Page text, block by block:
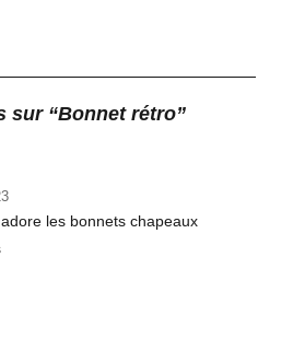
sur “Bonnet rétro”
les bonnets chapeaux